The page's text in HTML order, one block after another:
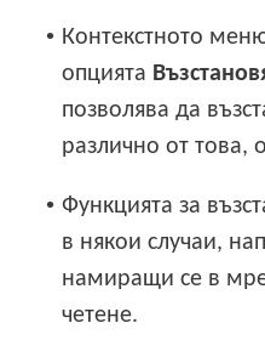
• Контекстното
опцията
позволява да
различно от това,
• Функцията за
в някои случаи,
намиращи се в
четене.